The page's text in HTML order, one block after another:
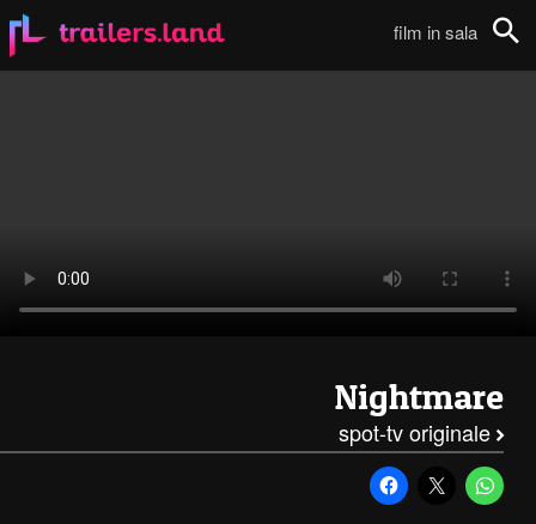
film in sala
Nightmare
spot-tv originale